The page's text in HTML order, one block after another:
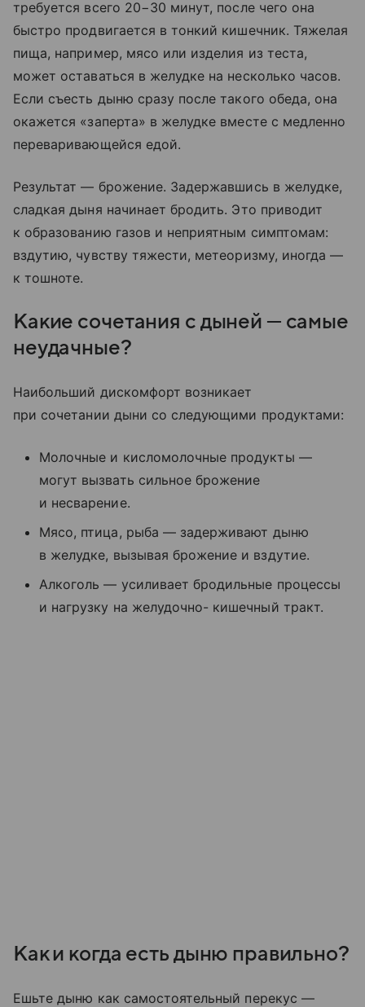
требуется всего 20−30 минут, после чего она
быстро продвигается в тонкий кишечник. Тяжелая
пища, например, мясо или изделия из теста,
может оставаться в желудке на несколько часов.
Если съесть дыню сразу после такого обеда, она
окажется «заперта» в желудке вместе с медленно
переваривающейся едой.
Результат — брожение. Задержавшись в желудке,
сладкая дыня начинает бродить. Это приводит
к образованию газов и неприятным симптомам:
вздутию, чувству тяжести, метеоризму, иногда —
к тошноте.
Какие сочетания с дыней — самые
неудачные?
Наибольший дискомфорт возникает
при сочетании дыни со следующими продуктами:
Молочные и кисломолочные продукты —
могут вызвать сильное брожение
и несварение.
Мясо, птица, рыба — задерживают дыню
в желудке, вызывая брожение и вздутие.
Алкоголь — усиливает бродильные процессы
и нагрузку на желудочно- кишечный тракт.
Как и когда есть дыню правильно?
Ешьте дыню как самостоятельный перекус —